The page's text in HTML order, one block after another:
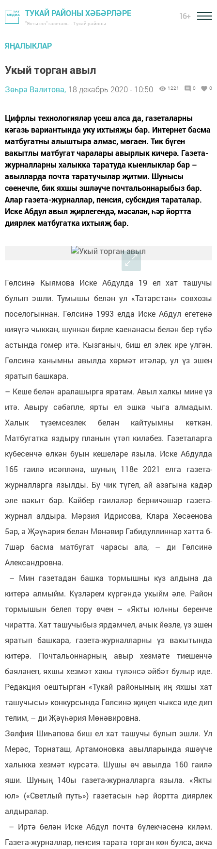
ТУКАЙ РАЙОНЫ ХӘБӘРЛӘРЕ
"Якты юл" газетасы - Тукай районы
16+
ЯҢАЛЫКЛАР
Укый торган авыл
Зөһрә Вәлитова, 18 декабрь 2020 - 10:50 1221 0 0
Цифрлы технологияләр үсеш алса да, газеталарны
кәгазь вариантында уку ихтыяҗы бар. Интернет басма
матбугатны алыштыра алмас, мөгаен. Тик бүген
вакытлы матбугат чаралары авырлык кичерә. Газета-
журналларны халыкка таратуда кыенлыклар бар –
авылларда почта таратучылар җитми. Шунысы
сөенечле, бик яхшы эшләүче почтальоннарыбыз бар.
Алар газета-журналлар, пенсия, субсидия тараталар.
Иске Абдул авыл җирлегендә, мәсәлән, һәр йортта
диярлек матбугатка ихтыяҗ бар.
Гөлсинә Кыямова Иске Абдулда 19 ел хат ташучы
булып эшли. Тумышы белән ул «Татарстан» совхозы
поселогыннан. Гөлсинә 1993 елда Иске Абдул егетенә
кияүгә чыккан, шуннан бирле каенанасы белән бер түбә
астында гомер итә. Кызганыч, биш ел элек ире үлгән.
Гөлсинә ханымны авылда хөрмәт итәләр, ул үз эшен
яратып башкара.
– Кеше белән аралашырга яратам. Авыл халкы мине үз
итә. Авыру сәбәпле, ярты ел эшкә чыга алмадым.
Халык түземсезлек белән кайтуымны көткән.
Матбугатка яздыру планын үтәп киләбез. Газеталарга
күбесенчә өлкән буын кешеләре языла. Иске Абдулда
165 гаилә исәпләнә, шуның 118е 2021 елга газета-
журналларга язылды. Бу чик түгел, ай азагына кадәр
әле вакыт бар. Кайбер гаиләләр берничәшәр газета-
журнал алдыра. Мәрзия Идрисова, Клара Хөсәенова
5әр, ә Җәүһәрия белән Мөнәвир Габидуллиннар хәтта 6-
7шәр басма матбугат чарасы ала, – ди Гөлсинә
Александровна.
– Мин газетадан башка тормышны күз алдына да
китерә алмыйм. Күзләрем күргәндә укыйм әле. Район
тормышын белеп тору өчен – «Якты юл»ны беренче
чиратта. Хат ташучыбыз ярдәмчел, ачык йөзле, үз эшен
яратып башкара, газета-журналларны үз вакытында
китерә. Почтальоннарның авыр хезмәте тиешенчә
бәяләнеп, яхшы хезмәт хакы түләнсә әйбәт булыр иде.
Редакция оештырган «Тукай районының иң яхшы хат
ташучысы» конкурсында Гөлсинә җиңеп чыкса иде дип
телим, – ди Җәүһәрия Мөнәвировна.
Зөлфия Шиһапова биш ел хат ташучы булып эшли. Ул
Мерәс, Торнаташ, Артамоновка авылларында яшәүче
халыкка хезмәт күрсәтә. Шушы өч авылда 160 гаилә
яши. Шуның 140ы газета-журналларга языла. «Якты
юл» («Светлый путь») газетасын һәр йортта диярлек
алдыралар.
– Иртә белән Иске Абдул почта бүлекчәсенә киләм.
Газета-журналлар, пенсия тарата торган көн булса, акча